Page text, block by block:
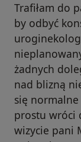
Trafiłam do
by odbyć
żadnych
nad blizną
się normalne
prostu wróci
wizycie pani